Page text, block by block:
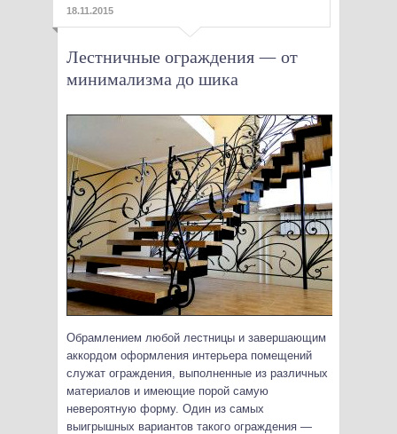
18.11.2015
Лестничные ограждения — от
минимализма до шика
Обрамлением любой лестницы и завершающим
аккордом оформления интерьера помещений
служат ограждения, выполненные из различных
материалов и имеющие порой самую
невероятную форму. Один из самых
выигрышных вариантов такого ограждения —